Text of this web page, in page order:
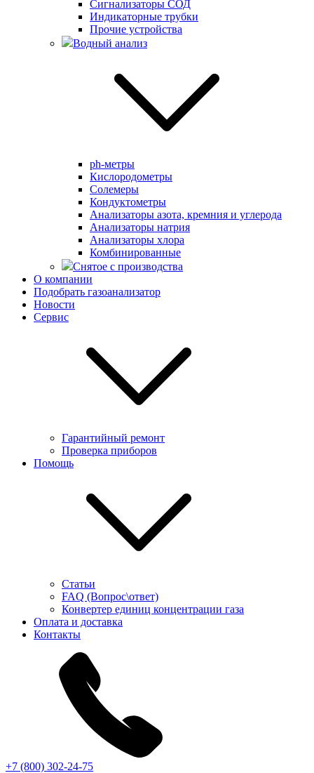
Сигнализаторы СОД
Индикаторные трубки
Прочие устройства
Водный анализ
ph-метры
Кислородометры
Солемеры
Кондуктометры
Анализаторы азота, кремния и углерода
Анализаторы натрия
Анализаторы хлора
Комбинированные
Снятое с производства
О компании
Подобрать газоанализатор
Новости
Сервис
Гарантийный ремонт
Проверка приборов
Помощь
Статьи
FAQ (Вопрос\ответ)
Конвертер единиц концентрации газа
Оплата и доставка
Контакты
+7 (800) 302-24-75